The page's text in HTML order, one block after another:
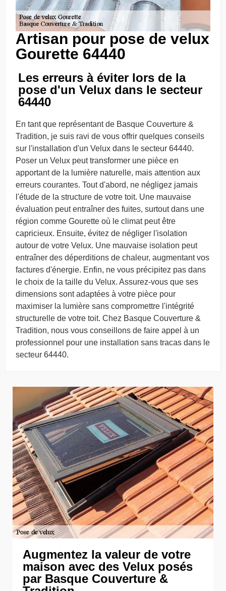
Artisan pour pose de velux
Gourette 64440
Les erreurs à éviter lors de la
pose d'un Velux dans le secteur
64440
En tant que représentant de Basque Couverture &
Tradition, je suis ravi de vous offrir quelques conseils
sur l'installation d'un Velux dans le secteur 64440.
Poser un Velux peut transformer une pièce en
apportant de la lumière naturelle, mais attention aux
erreurs courantes. Tout d'abord, ne négligez jamais
l'étude de la structure de votre toit. Une mauvaise
évaluation peut entraîner des fuites, surtout dans une
région comme Gourette où le climat peut être
capricieux. Ensuite, évitez de négliger l'isolation
autour de votre Velux. Une mauvaise isolation peut
entraîner des déperditions de chaleur, augmentant vos
factures d'énergie. Enfin, ne vous précipitez pas dans
le choix de la taille du Velux. Assurez-vous que ses
dimensions sont adaptées à votre pièce pour
maximiser la lumière sans compromettre l'intégrité
structurelle de votre toit. Chez Basque Couverture &
Tradition, nous vous conseillons de faire appel à un
professionnel pour une installation sans tracas dans le
secteur 64440.
Augmentez la valeur de votre
maison avec des Velux posés
par Basque Couverture &